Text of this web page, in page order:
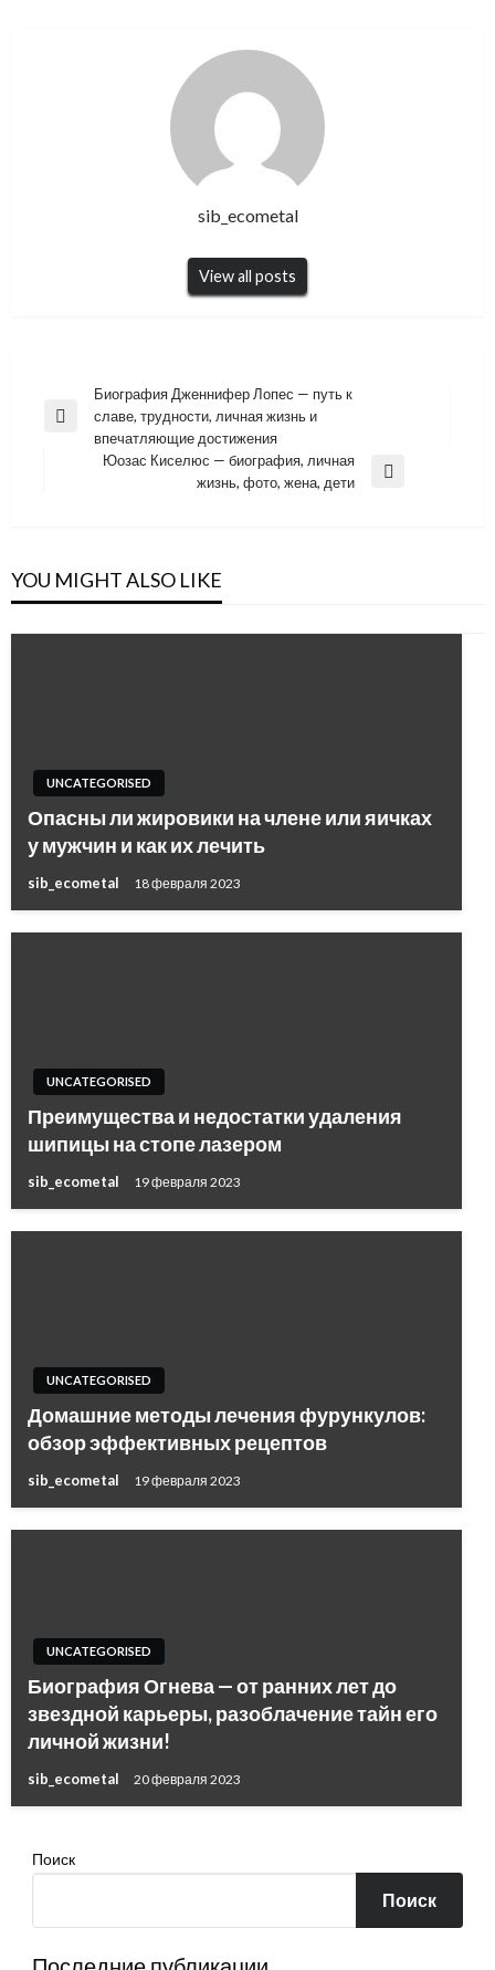
sib_ecometal
View all posts
Навигация
по
записям
Previous
Биография Дженнифер Лопес — путь к
славе, трудности, личная жизнь и
впечатляющие достижения
Юозас Киселюс — биография, личная
жизнь, фото, жена, дети
YOU MIGHT ALSO LIKE
UNCATEGORISED
Опасны ли жировики на члене или яичках
у мужчин и как их лечить
sib_ecometal 18 февраля 2023
UNCATEGORISED
Преимущества и недостатки удаления
шипицы на стопе лазером
sib_ecometal 19 февраля 2023
UNCATEGORISED
Домашние методы лечения фурункулов:
обзор эффективных рецептов
sib_ecometal 19 февраля 2023
UNCATEGORISED
Биография Огнева — от ранних лет до
звездной карьеры, разоблачение тайн его
личной жизни!
sib_ecometal 20 февраля 2023
Поиск
Поиск